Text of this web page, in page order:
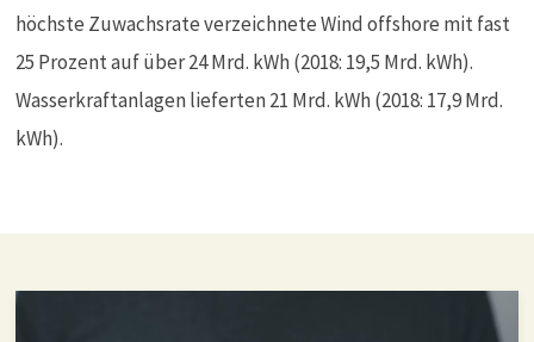
höchste Zuwachsrate verzeichnete Wind offshore mit fast
25 Prozent auf über 24 Mrd. kWh (2018: 19,5 Mrd. kWh).
Wasserkraftanlagen lieferten 21 Mrd. kWh (2018: 17,9 Mrd.
kWh).